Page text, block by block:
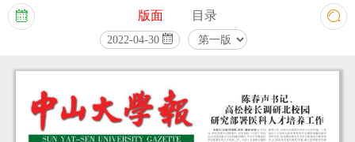
 版面 目录 
2022-04-30 